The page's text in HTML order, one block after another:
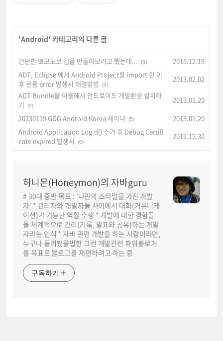
'Android' 카테고리의 다른 글
간단한 뽀모도로 앱을 만들어보려고 했는데... (0)
2015.12.19
ADT, Eclipse 에서 Android Project를 import 한 이
후 온통 error 발생시 해결방법
(0)
2013.02.02
ADT Bundle을 이용해서 안드로이드 개발환경 설치하
기
(0)
2013.01.20
20130119 GDG Android Korea 세미나 (5)
2013.01.20
Android Application Log.d() 추가 후 Debug Certifi
cate expired 발생시
(0)
2012.12.30
허니몬(Honeymon)의 자바guru
# 30대 중반 목표 : '나만의 스타일을 가진 개발
자' * 관리자와 개발자들 사이에서 대화(커뮤니케
이션)가 가능한 역할 수행 * 개발에 대한 경험들
을 체계적으로 관리(기록, 발표와 공유)하는 개발
자라는 인식 * 자바 관련 개발을 하는 사람이라면,
누구나 들려봤을법한 그런 개발관련 파워블로거
를 목표로 블로그를 재편하려고 하는 중
구독하기